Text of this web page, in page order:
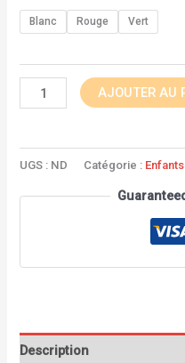
notation
client
Blanc Rouge Vert
AJOUTER AU
UGS : ND Catégorie : Enfants
Description